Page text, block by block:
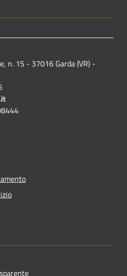
n. 15 - 37016 Garda (VR) -